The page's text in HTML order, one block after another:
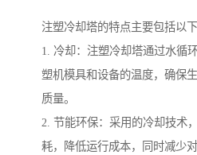
注塑冷却塔的特点主要包括以下
1. 冷却：注塑冷却塔通过水循
塑机模具和设备的温度，确保
质量。
2. 节能环保：采用的冷却技术
耗，降低运行成本，同时减少对